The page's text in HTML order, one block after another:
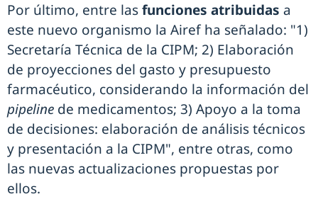
Por último, entre lasfunciones atribuidas a
este nuevo organismo la Airef ha señalado: "1)
Secretaría Técnica de la CIPM; 2) Elaboración
de proyecciones del gasto y presupuesto
farmacéutico, considerando la información del
pipeline de medicamentos; 3) Apoyo a la toma
de decisiones: elaboración de análisis técnicos
y presentación a la CIPM", entre otras, como
las nuevas actualizaciones propuestas por
ellos.